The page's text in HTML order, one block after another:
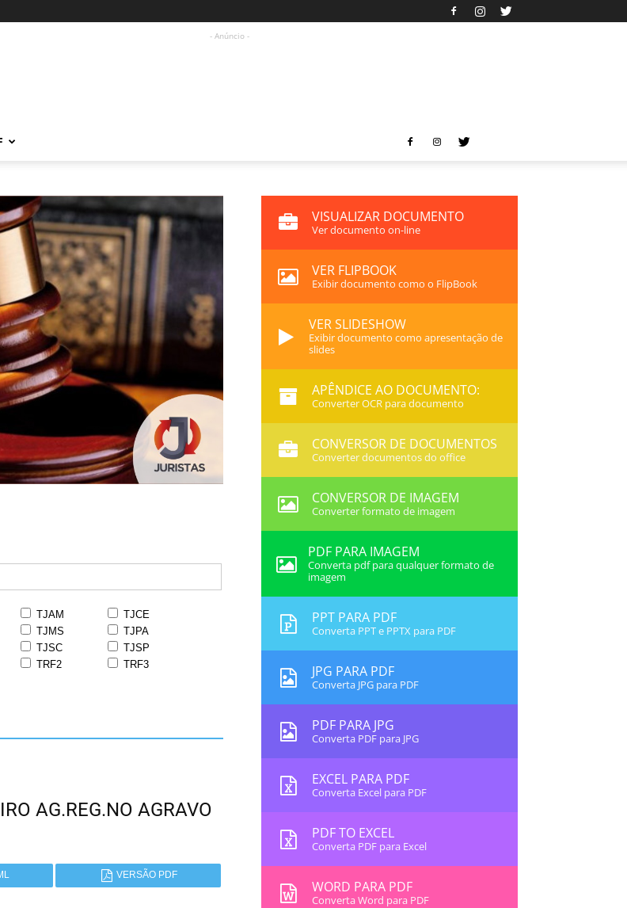
- Anúncio -
TJAM
TJCE
TJMS
TJPA
TJSC
TJSP
TRF2
TRF3
AG.REG.NO AGRAVO
VERSÃO PDF
VISUALIZAR DOCUMENTO
Ver documento on-line
VER FLIPBOOK
Exibir documento como o FlipBook
VER SLIDESHOW
Exibir documento como apresentação de
slides
APÊNDICE AO DOCUMENTO:
Converter OCR para documento
CONVERSOR DE DOCUMENTOS
Converter documentos do office
CONVERSOR DE IMAGEM
Converter formato de imagem
PDF PARA IMAGEM
Converta pdf para qualquer formato de
imagem
PPT PARA PDF
Converta PPT e PPTX para PDF
JPG PARA PDF
Converta JPG para PDF
PDF PARA JPG
Converta PDF para JPG
EXCEL PARA PDF
Converta Excel para PDF
PDF TO EXCEL
Converta PDF para Excel
WORD PARA PDF
Converta Word para PDF